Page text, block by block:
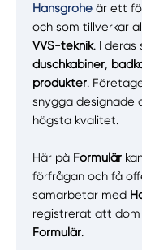
Hansgroheär ett
och som tillverkar
VVS-teknik. I
duschkabiner,
produkter.
snygga designade
högsta kvalitet.
Här på Formulär
förfrågan och få
samarbetar med
registrerat att
Formulär.